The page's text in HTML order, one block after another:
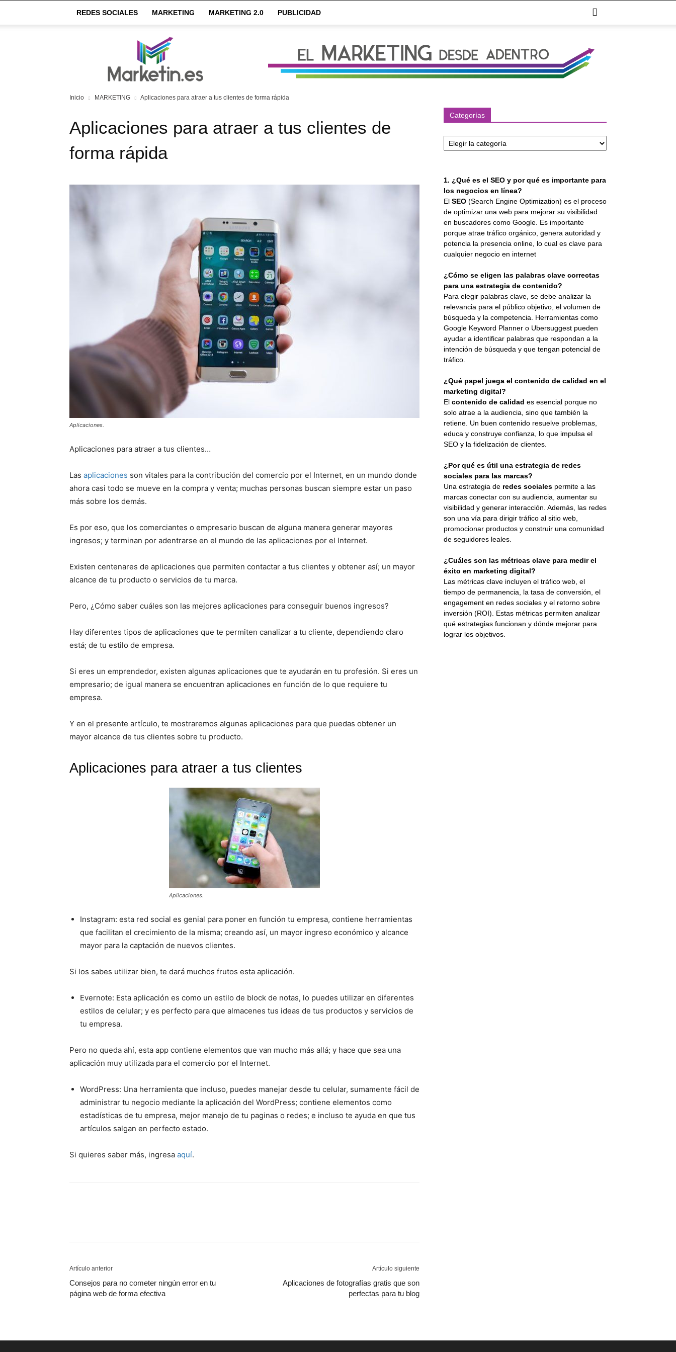
REDES SOCIALES MARKETING MARKETING 2.0 PUBLICIDAD
Inicio MARKETING Aplicaciones para atraer a tus clientes de forma rápida
Aplicaciones para atraer a tus clientes de
forma rápida
Aplicaciones.
Aplicaciones para atraer a tus clientes…
Las aplicaciones son vitales para la contribución del comercio por el Internet, en un mundo donde
ahora casi todo se mueve en la compra y venta; muchas personas buscan siempre estar un paso
más sobre los demás.
Es por eso, que los comerciantes o empresario buscan de alguna manera generar mayores
ingresos; y terminan por adentrarse en el mundo de las aplicaciones por el Internet.
Existen centenares de aplicaciones que permiten contactar a tus clientes y obtener así; un mayor
alcance de tu producto o servicios de tu marca.
Pero, ¿Cómo saber cuáles son las mejores aplicaciones para conseguir buenos ingresos?
Hay diferentes tipos de aplicaciones que te permiten canalizar a tu cliente, dependiendo claro
está; de tu estilo de empresa.
Si eres un emprendedor, existen algunas aplicaciones que te ayudarán en tu profesión. Si eres un
empresario; de igual manera se encuentran aplicaciones en función de lo que requiere tu
empresa.
Y en el presente artículo, te mostraremos algunas aplicaciones para que puedas obtener un
mayor alcance de tus clientes sobre tu producto.
Aplicaciones para atraer a tus clientes
Aplicaciones.
Instagram: esta red social es genial para poner en función tu empresa, contiene herramientas
que facilitan el crecimiento de la misma; creando así, un mayor ingreso económico y alcance
mayor para la captación de nuevos clientes.
Si los sabes utilizar bien, te dará muchos frutos esta aplicación.
Evernote: Esta aplicación es como un estilo de block de notas, lo puedes utilizar en diferentes
estilos de celular; y es perfecto para que almacenes tus ideas de tus productos y servicios de
tu empresa.
Pero no queda ahí, esta app contiene elementos que van mucho más allá; y hace que sea una
aplicación muy utilizada para el comercio por el Internet.
WordPress: Una herramienta que incluso, puedes manejar desde tu celular, sumamente fácil de
administrar tu negocio mediante la aplicación del WordPress; contiene elementos como
estadísticas de tu empresa, mejor manejo de tu paginas o redes; e incluso te ayuda en que tus
artículos salgan en perfecto estado.
Si quieres saber más, ingresa aquí.
Artículo anterior
Consejos para no cometer ningún error en tu
página web de forma efectiva
Artículo siguiente
Aplicaciones de fotografías gratis que son
perfectas para tu blog
Categorías
1. ¿Qué es el SEO y por qué es importante para
los negocios en línea?
El SEO (Search Engine Optimization) es el proceso
de optimizar una web para mejorar su visibilidad
en buscadores como Google. Es importante
porque atrae tráfico orgánico, genera autoridad y
potencia la presencia online, lo cual es clave para
cualquier negocio en internet
¿Cómo se eligen las palabras clave correctas
para una estrategia de contenido?
Para elegir palabras clave, se debe analizar la
relevancia para el público objetivo, el volumen de
búsqueda y la competencia. Herramientas como
Google Keyword Planner o Ubersuggest pueden
ayudar a identificar palabras que respondan a la
intención de búsqueda y que tengan potencial de
tráfico.
¿Qué papel juega el contenido de calidad en el
marketing digital?
El contenido de calidad es esencial porque no
solo atrae a la audiencia, sino que también la
retiene. Un buen contenido resuelve problemas,
educa y construye confianza, lo que impulsa el
SEO y la fidelización de clientes.
¿Por qué es útil una estrategia de redes
sociales para las marcas?
Una estrategia de redes sociales permite a las
marcas conectar con su audiencia, aumentar su
visibilidad y generar interacción. Además, las redes
son una vía para dirigir tráfico al sitio web,
promocionar productos y construir una comunidad
de seguidores leales.
¿Cuáles son las métricas clave para medir el
éxito en marketing digital?
Las métricas clave incluyen el tráfico web, el
tiempo de permanencia, la tasa de conversión, el
engagement en redes sociales y el retorno sobre
inversión (ROI). Estas métricas permiten analizar
qué estrategias funcionan y dónde mejorar para
lograr los objetivos.